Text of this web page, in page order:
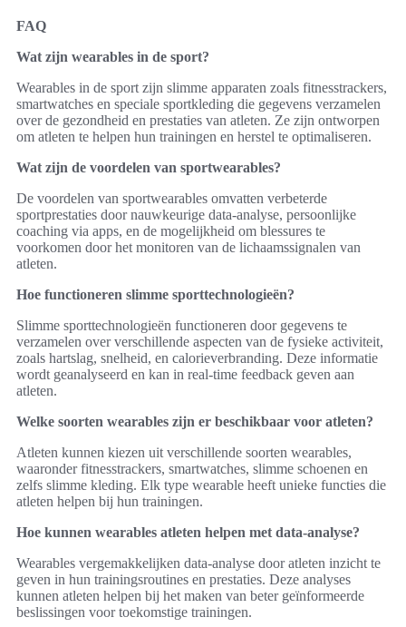
FAQ
Wat zijn wearables in de sport?
Wearables in de sport zijn slimme apparaten zoals fitnesstrackers,
smartwatches en speciale sportkleding die gegevens verzamelen
over de gezondheid en prestaties van atleten. Ze zijn ontworpen
om atleten te helpen hun trainingen en herstel te optimaliseren.
Wat zijn de voordelen van sportwearables?
De voordelen van sportwearables omvatten verbeterde
sportprestaties door nauwkeurige data-analyse, persoonlijke
coaching via apps, en de mogelijkheid om blessures te
voorkomen door het monitoren van de lichaamssignalen van
atleten.
Hoe functioneren slimme sporttechnologieën?
Slimme sporttechnologieën functioneren door gegevens te
verzamelen over verschillende aspecten van de fysieke activiteit,
zoals hartslag, snelheid, en calorieverbranding. Deze informatie
wordt geanalyseerd en kan in real-time feedback geven aan
atleten.
Welke soorten wearables zijn er beschikbaar voor atleten?
Atleten kunnen kiezen uit verschillende soorten wearables,
waaronder fitnesstrackers, smartwatches, slimme schoenen en
zelfs slimme kleding. Elk type wearable heeft unieke functies die
atleten helpen bij hun trainingen.
Hoe kunnen wearables atleten helpen met data-analyse?
Wearables vergemakkelijken data-analyse door atleten inzicht te
geven in hun trainingsroutines en prestaties. Deze analyses
kunnen atleten helpen bij het maken van beter geïnformeerde
beslissingen voor toekomstige trainingen.